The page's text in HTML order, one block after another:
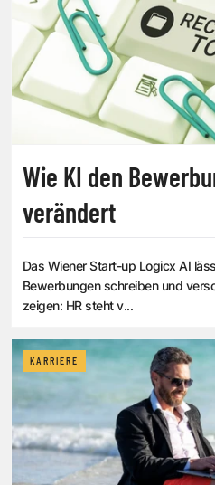
Wie KI den
verändert
Das Wiener Start-up Logicx AI
Bewerbungen schreiben und
zeigen: HR steht v...
KARRIERE